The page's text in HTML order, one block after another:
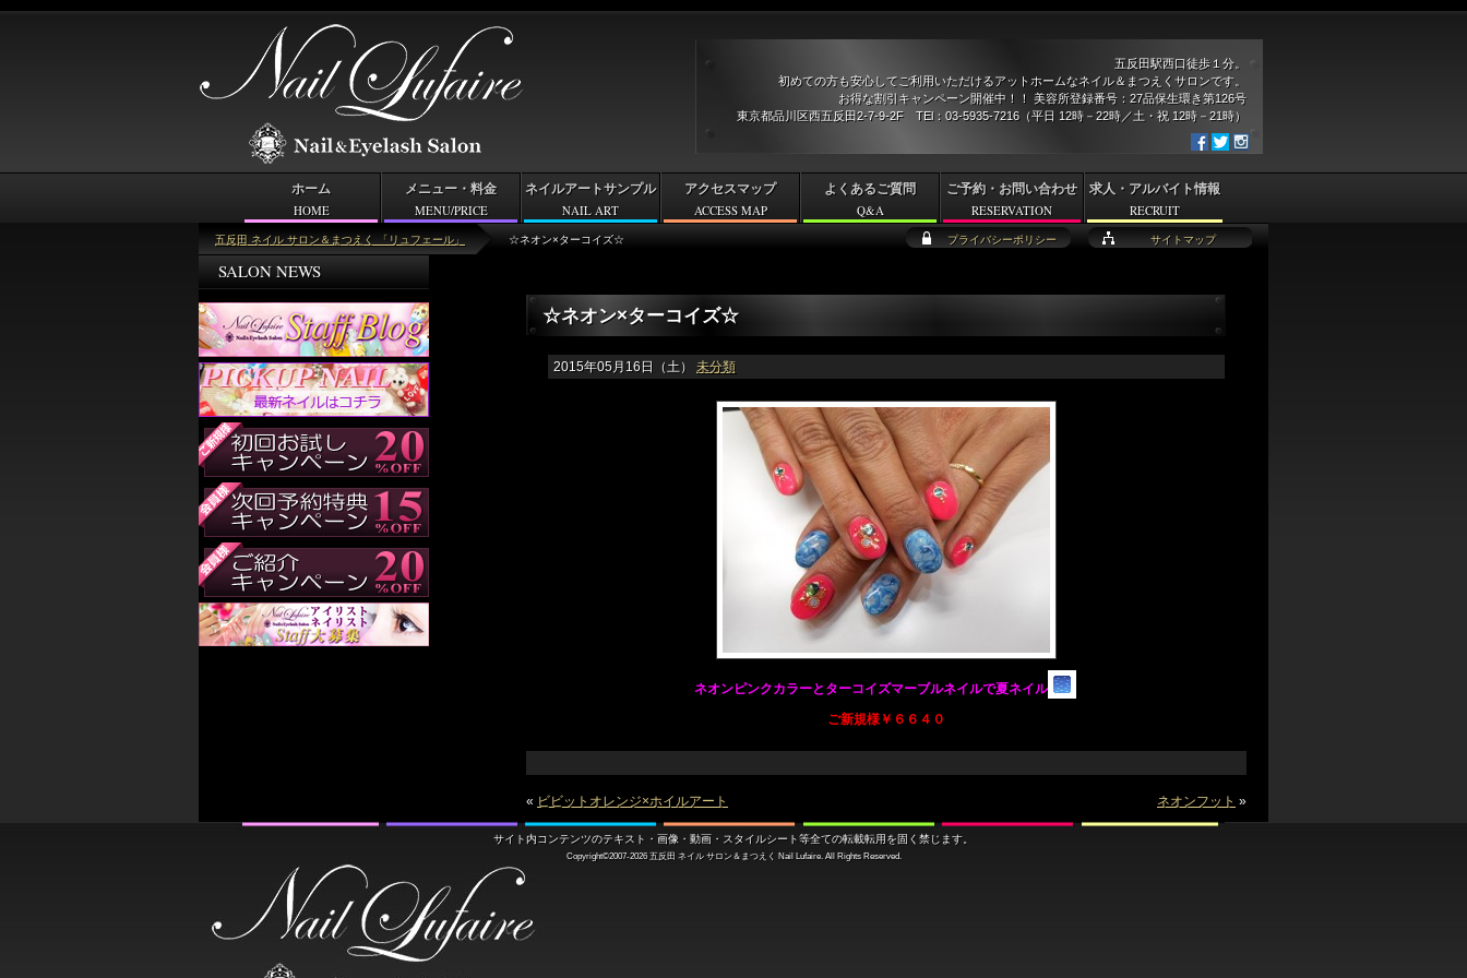
五反田 ネイル サロン＆まつえく 「リュフェール」 ☆ネオン×ターコイズ☆
ピックアップネイル
☆ネオン×ターコイズ☆
2015年05月16日（土） 未分類
ネオンピンクカラーとターコイズマーブルネイルで夏ネイル
ご新規様￥６６４０
« ビビットオレンジ×ホイルアート ネオンフット »
SALON NEWS
サイト内コンテンツのテキスト・画像・動画・スタイルシート等全ての転載転用を固く禁じます。
Copyright©2007-2026 五反田 ネイル サロン＆まつえく Nail Lufaire. All Rights Reserved.
プライバシーポリシー サイトマップ
五反田駅西口徒歩１分。
初めての方も安心してご利用いただけるアットホームなネイル＆まつえくサロンです。
お得な割引キャンペーン開催中！！ 美容所登録番号：27品保生環き第126号
東京都品川区西五反田2-7-9-2F TEl：03-5935-7216（平日 12時－22時／土・祝 12時－21時）
ホーム
HOME
メニュー・料金
MENU/PRICE
ネイルアートサンプル
NAIL ART
アクセスマップ
ACCESS MAP
よくあるご質問
Q&A
ご予約・お問い合わせ
RESERVATION
求人・アルバイト情報
RECRUIT